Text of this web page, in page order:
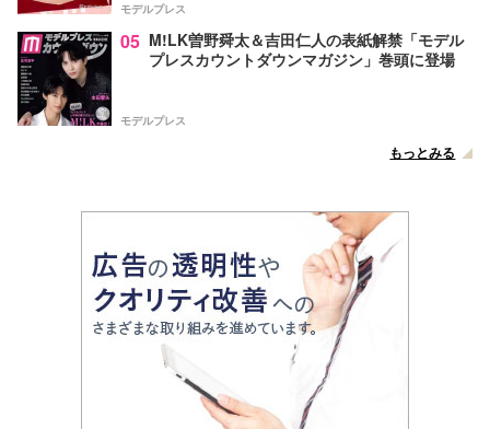
モデルプレス
05 M!LK曽野舜太＆吉田仁人の表紙解禁「モデル
プレスカウントダウンマガジン」巻頭に登場
モデルプレス
もっとみる